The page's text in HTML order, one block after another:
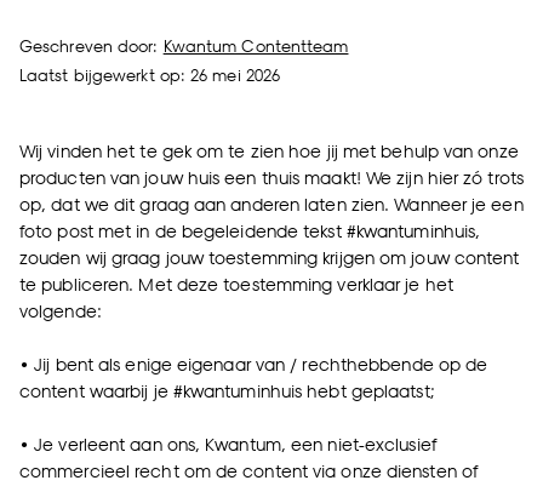
Geschreven door: Kwantum Contentteam
Laatst bijgewerkt op: 26 mei 2026
Wij vinden het te gek om te zien hoe jij met behulp van onze
producten van jouw huis een thuis maakt! We zijn hier zó trots
op, dat we dit graag aan anderen laten zien. Wanneer je een
foto post met in de begeleidende tekst #kwantuminhuis,
zouden wij graag jouw toestemming krijgen om jouw content
te publiceren. Met deze toestemming verklaar je het
volgende:
• Jij bent als enige eigenaar van / rechthebbende op de
content waarbij je #kwantuminhuis hebt geplaatst;
• Je verleent aan ons, Kwantum, een niet-exclusief
commercieel recht om de content via onze diensten of